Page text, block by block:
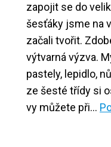
zapojit se do
šesťáky jsme na
začali tvořit.
výtvarná výzva.
pastely, lepidlo,
ze šesté třídy si
vy můžete při…